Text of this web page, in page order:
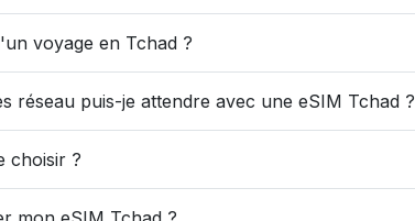
voyage en Tchad ?
réseau puis-je attendre avec une eSIM Tchad ?
choisir ?